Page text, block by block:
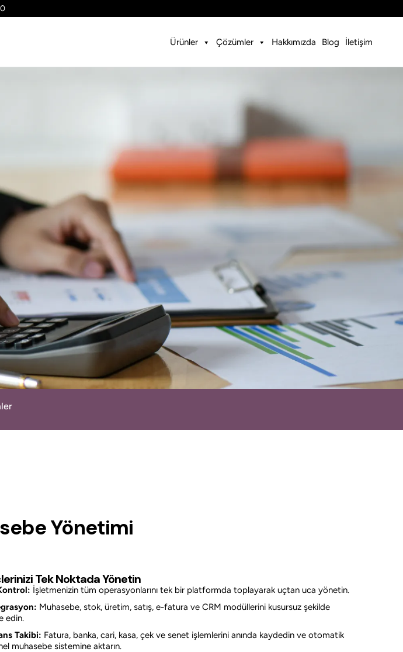
Ürünler Çözümler Hakkımızda Blog İletişim
Yönetimi
Tek Noktada Yönetin
İşletmenizin tüm operasyonlarını tek bir platformda toplayarak uçtan uca yönetin.
Muhasebe, stok, üretim, satış, e-fatura ve CRM modüllerini kusursuz şekilde
edin.
Takibi: Fatura, banka, cari, kasa, çek ve senet işlemlerini anında kaydedin ve otomatik
muhasebe sistemine aktarın.